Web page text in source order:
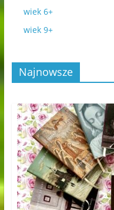
wiek 6+
wiek 9+
Najnowsze